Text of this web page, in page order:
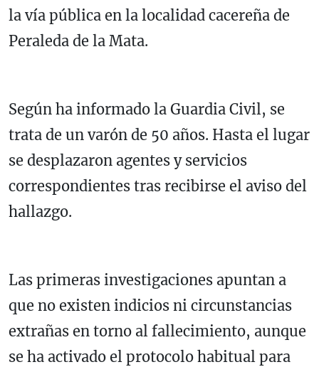
la vía pública en la localidad cacereña de
Peraleda de la Mata.
Según ha informado la Guardia Civil, se
trata de un varón de 50 años. Hasta el lugar
se desplazaron agentes y servicios
correspondientes tras recibirse el aviso del
hallazgo.
Las primeras investigaciones apuntan a
que no existen indicios ni circunstancias
extrañas en torno al fallecimiento, aunque
se ha activado el protocolo habitual para